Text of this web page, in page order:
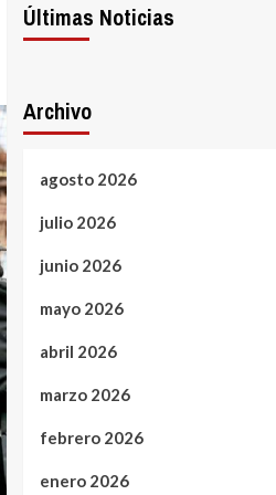
Últimas Noticias
Archivo
agosto 2026
julio 2026
junio 2026
mayo 2026
abril 2026
marzo 2026
febrero 2026
enero 2026